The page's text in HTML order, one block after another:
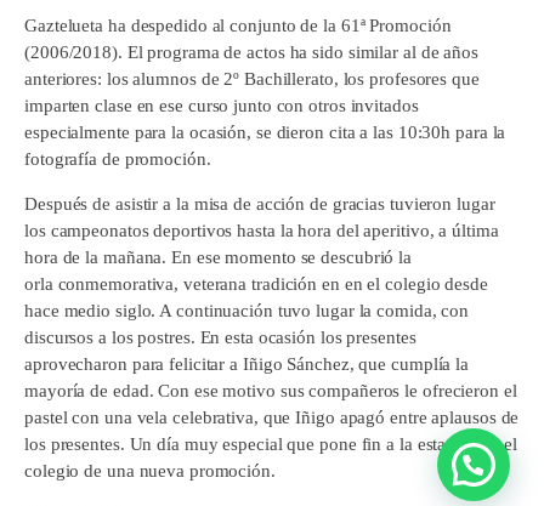
Gaztelueta ha despedido al conjunto de la 61ª Promoción
(2006/2018). El programa de actos ha sido similar al de años
anteriores: los alumnos de 2º Bachillerato, los profesores que
imparten clase en ese curso junto con otros invitados
especialmente para la ocasión, se dieron cita a las 10:30h para la
fotografía de promoción.
Después de asistir a la misa de acción de gracias tuvieron lugar
los campeonatos deportivos hasta la hora del aperitivo, a última
hora de la mañana. En ese momento se descubrió la
orla conmemorativa, veterana tradición en en el colegio desde
hace medio siglo. A continuación tuvo lugar la comida, con
discursos a los postres. En esta ocasión los presentes
aprovecharon para felicitar a Iñigo Sánchez, que cumplía la
mayoría de edad. Con ese motivo sus compañeros le ofrecieron el
pastel con una vela celebrativa, que Iñigo apagó entre aplausos de
los presentes. Un día muy especial que pone fin a la estancia en el
colegio de una nueva promoción.